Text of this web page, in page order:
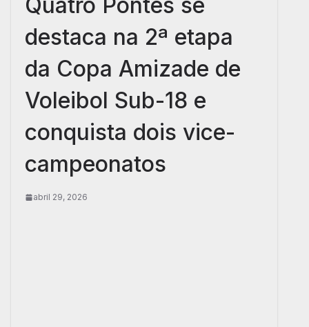
destaca na 2ª etapa
da Copa Amizade de
Voleibol Sub-18 e
conquista dois vice-
campeonatos
abril 29, 2026